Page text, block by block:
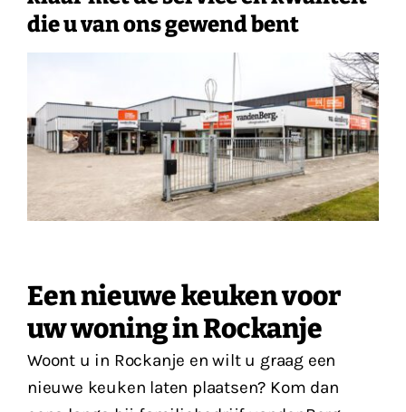
Kookwinkel
Contact
die u van ons gewend bent
Een nieuwe keuken voor
uw woning in Rockanje
Woont u in Rockanje en wilt u graag een
nieuwe keuken laten plaatsen? Kom dan